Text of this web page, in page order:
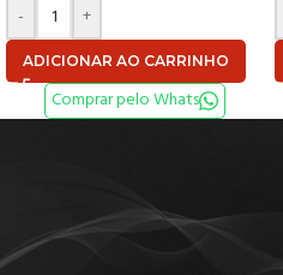
-
+
ADICIONAR AO CARRINHO
Comprar pelo Whats